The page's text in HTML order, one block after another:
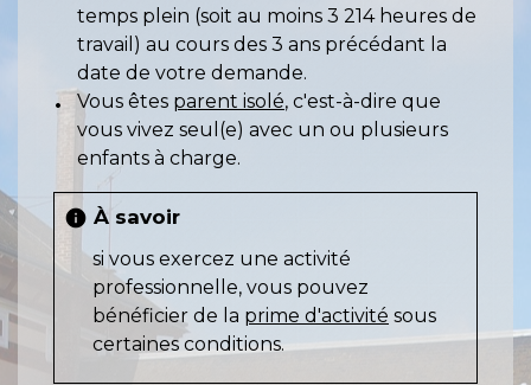
temps plein (soit au moins 3 214 heures de
travail) au cours des 3 ans précédant la
date de votre demande.
Vous êtes parent isolé, c'est-à-dire que
vous vivez seul(e) avec un ou plusieurs
enfants à charge.
info À savoir
si vous exercez une activité
professionnelle, vous pouvez
bénéficier de la prime d'activité sous
certaines conditions.